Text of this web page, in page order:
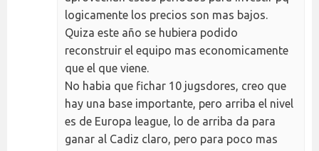
logicamente los precios son mas bajos.
Quiza este año se hubiera podido
reconstruir el equipo mas economicamente
que el que viene.
No habia que fichar 10 jugsdores, creo que
hay una base importante, pero arriba el nivel
es de Europa league, lo de arriba da para
ganar al Cadiz claro, pero para poco mas